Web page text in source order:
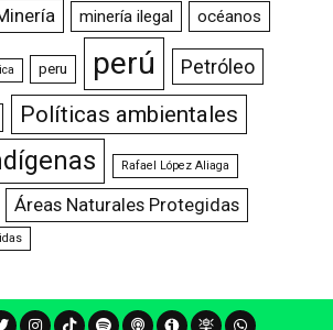
minería ilegal océanos
peru perú Petróleo
Políticas ambientales
Rafael López Aliaga
Áreas Naturales Protegidas